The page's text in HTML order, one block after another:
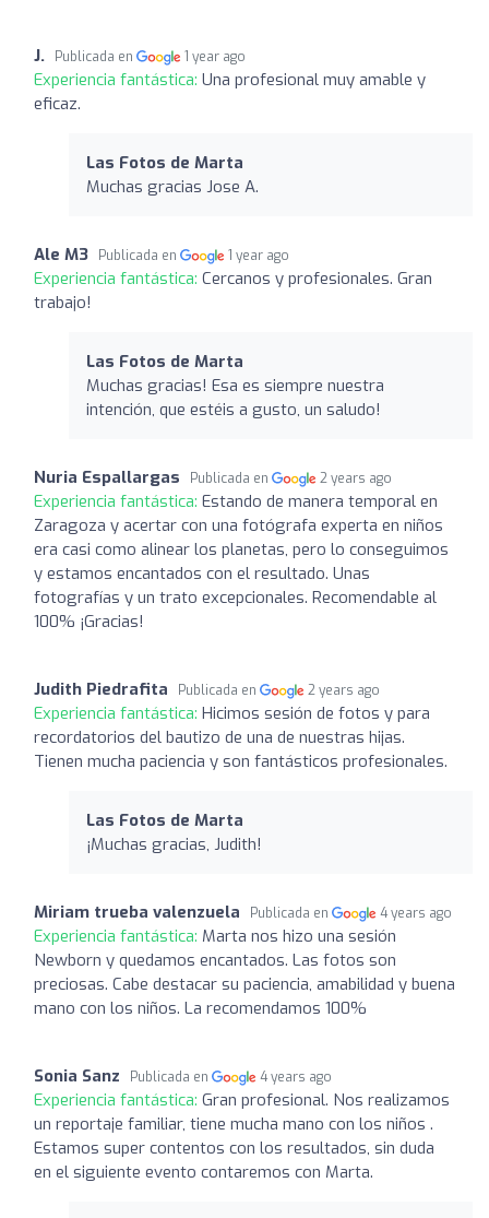
J. Publicada en 1 year ago
Experiencia fantástica: Una profesional muy amable y
eficaz.
Las Fotos de Marta
Muchas gracias Jose A.
Ale M3 Publicada en 1 year ago
Experiencia fantástica: Cercanos y profesionales. Gran
trabajo!
Las Fotos de Marta
Muchas gracias! Esa es siempre nuestra
intención, que estéis a gusto, un saludo!
Nuria Espallargas Publicada en 2 years ago
Experiencia fantástica: Estando de manera temporal en
Zaragoza y acertar con una fotógrafa experta en niños
era casi como alinear los planetas, pero lo conseguimos
y estamos encantados con el resultado. Unas
fotografías y un trato excepcionales. Recomendable al
100% ¡Gracias!
Judith Piedrafita Publicada en 2 years ago
Experiencia fantástica: Hicimos sesión de fotos y para
recordatorios del bautizo de una de nuestras hijas.
Tienen mucha paciencia y son fantásticos profesionales.
Las Fotos de Marta
¡Muchas gracias, Judith!
Miriam trueba valenzuela Publicada en 4 years ago
Experiencia fantástica: Marta nos hizo una sesión
Newborn y quedamos encantados. Las fotos son
preciosas. Cabe destacar su paciencia, amabilidad y buena
mano con los niños. La recomendamos 100%
Sonia Sanz Publicada en 4 years ago
Experiencia fantástica: Gran profesional. Nos realizamos
un reportaje familiar, tiene mucha mano con los niños .
Estamos super contentos con los resultados, sin duda
en el siguiente evento contaremos con Marta.